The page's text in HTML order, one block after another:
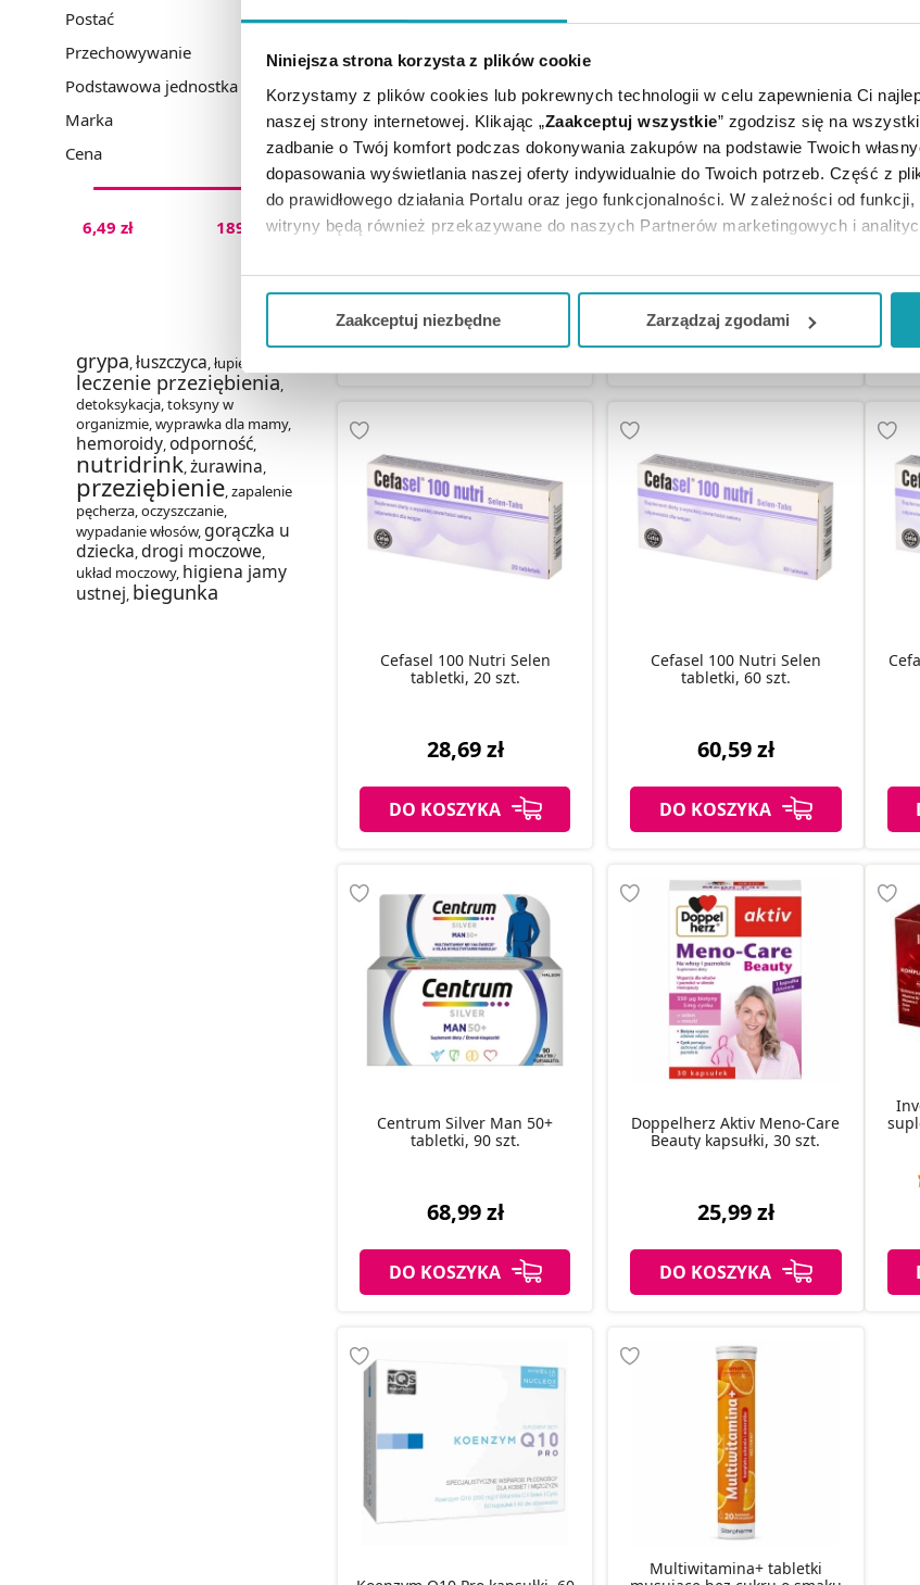
Niniejsza strona korzysta z plików cookie
Korzystamy z plików cookies lub pokrewnych technologii w celu zapewnienia Ci
naszej strony internetowej. Klikając „Zaakceptuj wszystkie” zgodzisz się na
zadbanie o Twój komfort podczas dokonywania zakupów na podstawie Twoich
dopasowania wyświetlania naszej oferty indywidualnie do Twoich potrzeb. Część z
do prawidłowego działania Portalu oraz jego funkcjonalności. W zależności od
witryny będą również przekazywane do naszych Partnerów marketingowych i
Jeżeli chcesz dostosować swoją zgodę i wybrać tylko niektóre dodatkowe funkcje, z
Ciebie danych, które nie są niezbędne dla funkcjonowania Strony. Będzie się to jednak
wszystkich funkcjonalności Strony.
Zaakceptuj niezbędne Zarządzaj zgodami
Postać
Przechowywanie
Podstawowa jednostka miary
Marka
Cena
6,49 zł 189,89 zł
grypa,łuszczyca,łupież
leczenie przeziębienia,
detoksykacja,toksyny w
organizmie,wyprawka dla mamy,
hemoroidy,odporność,
nutridrink,żurawina,
przeziębienie,zapalenie
pęcherza,oczyszczanie,
wypadanie włosów,gorączka u
dziecka,drogi moczowe,
układ moczowy, higiena jamy
ustnej, biegunka
Syrel kapsułki, 30 szt.
34,99 zł
DO KOSZYKA
Bio-Selen + Cynk 60 tabl.
79,99 zł
DO KOSZYKA
Cefasel 100 Nutri Selen
tabletki, 20 szt.
28,69 zł
DO KOSZYKA
Cefasel 100 Nutri Selen
tabletki, 60 szt.
60,59 zł
DO KOSZYKA
Centrum Silver Man 50+
tabletki, 90 szt.
68,99 zł
DO KOSZYKA
Doppelherz Aktiv Meno-Care
Beauty kapsułki, 30 szt.
25,99 zł
DO KOSZYKA
Multiwitamina+ tabletki